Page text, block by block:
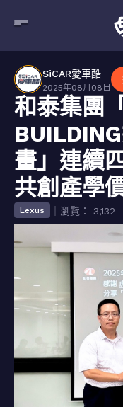
SiCAR愛車酷
2025年08月08日
和泰集團
畫」連續
共創產學
Lexus ｜瀏覽： 3,132